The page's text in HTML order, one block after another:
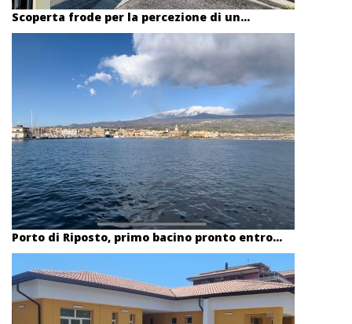
Scoperta frode per la percezione di un...
Porto di Riposto, primo bacino pronto entro...